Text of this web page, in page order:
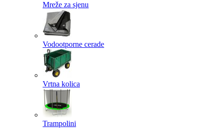
Mreže za sjenu
Vodootporne cerade
Vrtna kolica
Trampolini